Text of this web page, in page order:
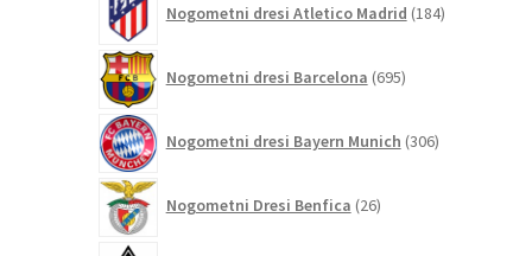
Nogometni dresi Atletico Madrid 184izdelkov
Nogometni dresi Barcelona 695izdelkov
Nogometni dresi Bayern Munich 306izdelkov
Nogometni Dresi Benfica 26izdelkov